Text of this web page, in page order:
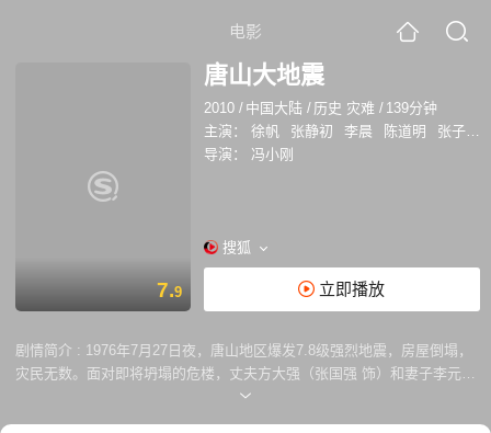
电影
7.9
唐山大地震
2010 / 中国大陆 / 历史 灾难 / 139分钟
主演：
徐帆 张静初 李晨 陈道明 张子枫
导演：
冯小刚
搜狐
立即播放
剧情简介 : 1976年7月27日夜，唐山地区爆发7.8级强烈地震，房屋倒塌，
灾民无数。面对即将坍塌的危楼，丈夫方大强（张国强 饰）和妻子李元妮
（徐帆 饰）都要去救被困的龙凤胎儿女方登（张子枫 饰）、方达（张家